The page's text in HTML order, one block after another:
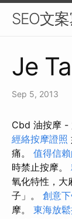
SEO文
Je
Sep 5, 2013
Cbd 油按摩 -
經絡按摩證照
痛。 值得信
時禁止按摩。
氧化特性，大
子」。 創意
摩。 東海放